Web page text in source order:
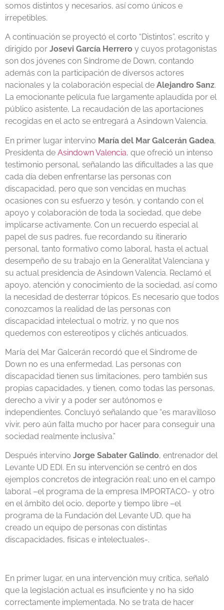
somos distintos y necesarios, así como únicos e
irrepetibles.
A continuación se proyectó el corto “Distintos”, escrito y
dirigido por Josevi García Herrero y cuyos protagonistas
son dos jóvenes con Síndrome de Down, contando
además con la participación de diversos actores
nacionales y la colaboración especial de Alejandro Sanz.
La emocionante película fue largamente aplaudida por el
público asistente, La recaudación de las aportaciones
recogidas en el acto se entregará a Asindown Valencia.
En primer lugar intervino María del Mar Galcerán Gadea,
Presidenta de Asindown Valencia, que ofreció un intenso
testimonio personal, señalando las dificultades a las que
cada día deben enfrentarse las personas con
discapacidad, pero que son vencidas en muchas
ocasiones con su esfuerzo y tesón, y contando con el
apoyo y colaboración de toda la sociedad, que debe
implicarse activamente. Con un recuerdo especial al
papel de sus padres, fue recordando su itinerario
personal, tanto formativo como laboral, hasta el actual
desempeño de su trabajo en la Generalitat Valenciana y
su actual presidencia de Asindown Valencia. Reclamó el
apoyo, atención y conocimiento de la sociedad, así como
la necesidad de desterrar tópicos. Es necesario que todos
conozcamos la realidad de las personas con
discapacidad intelectual o motriz, y no que nos
quedemos con estereotipos y clichés anticuados.
María del Mar Galcerán recordó que el Síndrome de
Down no es una enfermedad. Las personas con
discapacidad tienen sus limitaciones, pero también sus
propias capacidades, y tienen, como todas las personas,
derecho a vivir y a poder ser autónomos e
independientes. Concluyó señalando que “es maravilloso
vivir, pero aún falta mucho por hacer para conseguir una
sociedad realmente inclusiva.”
Después intervino Jorge Sabater Galindo, entrenador del
Levante UD EDI. En su intervención se centró en dos
ejemplos concretos de integración real: uno en el campo
laboral –el programa de la empresa IMPORTACO- y otro
en el ámbito del ocio, deporte y tiempo libre –el
programa de la Fundación del Levante UD, que ha
creado un equipo de personas con distintas
discapacidades, físicas e intelectuales-.
En primer lugar, en una intervención muy crítica, señaló
que la legislación actual es insuficiente y no ha sido
correctamente implementada. No se trata de hacer